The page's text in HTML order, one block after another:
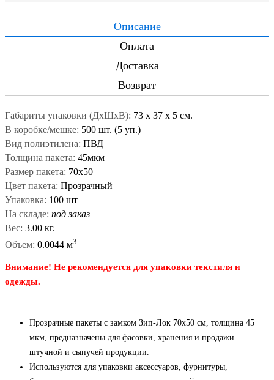
Описание
Оплата
Доставка
Возврат
Габариты упаковки (ДxШxВ): 73 x 37 x 5 см.
В коробке/мешке: 500 шт. (5 уп.)
Вид полиэтилена: ПВД
Толщина пакета: 45мкм
Размер пакета: 70x50
Цвет пакета: Прозрачный
Упаковка: 100 шт
На складе: под заказ
Вес: 3.00 кг.
Объем: 0.0044 м3
Внимание! Не рекомендуется для упаковки текстиля и
одежды.
Прозрачные пакеты с замком Зип-Лок 70x50 см, толщина 45
мкм, предназначены для фасовки, хранения и продажи
штучной и сыпучей продукции.
Используются для упаковки аксессуаров, фурнитуры,